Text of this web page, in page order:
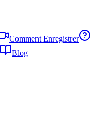
Comment Enregistrer
Blog